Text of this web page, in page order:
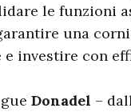
le funzioni
una
investire con
Donadel –